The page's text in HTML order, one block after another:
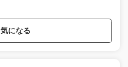
気になる